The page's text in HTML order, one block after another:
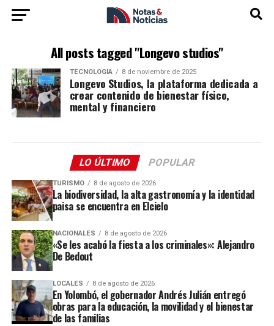
All posts tagged "Longevo studios"
TECNOLOGÍA 8 de noviembre de 2025
Longevo Studios, la plataforma dedicada a
crear contenido de bienestar físico,
mental y financiero
LO ÚLTIMO POPULAR
TURISMO 8 de agosto de 2026
La biodiversidad, la alta gastronomía y la identidad
paisa se encuentra en Elcielo
NACIONALES 8 de agosto de 2026
«Se les acabó la fiesta a los criminales»: Alejandro
De Bedout
LOCALES 8 de agosto de 2026
En Yolombó, el gobernador Andrés Julián entregó
obras para la educación, la movilidad y el bienestar
de las familias